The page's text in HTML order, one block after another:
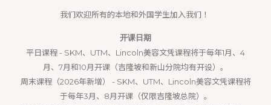
我们欢迎所有的本地和外国学生加入我们 ！
开课日期
平日课程 - SKM、UTM、Lincoln美容文凭课程将于每年1月、4
月、7月和10月开课（吉隆坡和新山分院均有开设）。
周末课程（2026年新增） - SKM、UTM、Lincoln美容文凭课程将
于每年3月、8月开课（仅限吉隆坡总院）。